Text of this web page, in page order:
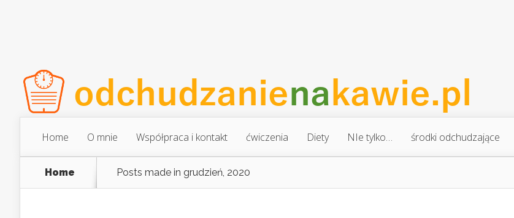
Home O mnie Współpraca i kontakt ćwiczenia Diety NIe tylko… środki odchudzające
Home Posts made in grudzień, 2020